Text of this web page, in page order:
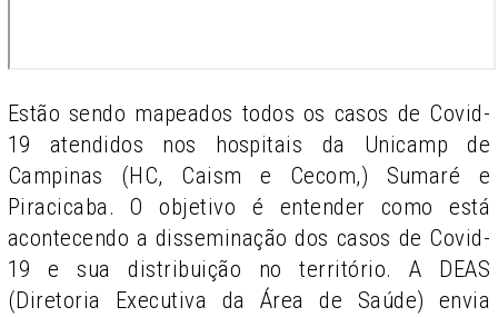
Estão sendo mapeados todos os casos de Covid-
19 atendidos nos hospitais da Unicamp de
Campinas (HC, Caism e Cecom,) Sumaré e
Piracicaba. O objetivo é entender como está
acontecendo a disseminação dos casos de Covid-
19 e sua distribuição no território. A DEAS
(Diretoria Executiva da Área de Saúde) envia